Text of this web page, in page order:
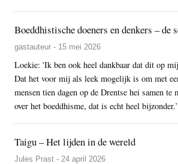
Boeddhistische doeners en denkers – de
gastauteur - 15 mei 2026
Loekie: 'Ik ben ook heel dankbaar dat dit op
Dat het voor mij als leek mogelijk is om met
mensen tien dagen op de Drentse hei samen te
over het boeddhisme, dat is echt heel bijzonder.’
Taigu – Het lijden in de wereld
Jules Prast - 24 april 2026